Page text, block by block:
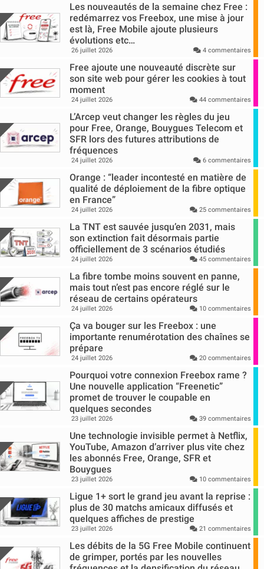
Les nouveautés de la semaine chez Free :
redémarrez vos Freebox, une mise à jour
est là, Free Mobile ajoute plusieurs
évolutions etc…
26 juillet 2026 4 commentaires
Free ajoute une nouveauté discrète sur
son site web pour gérer les cookies à tout
moment
24 juillet 2026 44 commentaires
L’Arcep veut changer les règles du jeu
pour Free, Orange, Bouygues Telecom et
SFR lors des futures attributions de
fréquences
24 juillet 2026 6 commentaires
Orange : “leader incontesté en matière de
qualité de déploiement de la fibre optique
en France”
24 juillet 2026 25 commentaires
La TNT est sauvée jusqu’en 2031, mais
son extinction fait désormais partie
officiellement de 3 scénarios étudiés
24 juillet 2026 45 commentaires
La fibre tombe moins souvent en panne,
mais tout n’est pas encore réglé sur le
réseau de certains opérateurs
24 juillet 2026 10 commentaires
Ça va bouger sur les Freebox : une
importante renumérotation des chaînes se
prépare
24 juillet 2026 20 commentaires
Pourquoi votre connexion Freebox rame ?
Une nouvelle application “Freenetic”
promet de trouver le coupable en
quelques secondes
23 juillet 2026 39 commentaires
Une technologie invisible permet à Netflix,
YouTube, Amazon d’arriver plus vite chez
les abonnés Free, Orange, SFR et
Bouygues
23 juillet 2026 10 commentaires
Ligue 1+ sort le grand jeu avant la reprise :
plus de 30 matchs amicaux diffusés et
quelques affiches de prestige
23 juillet 2026 21 commentaires
Les débits de la 5G Free Mobile continuent
de grimper, portés par les nouvelles